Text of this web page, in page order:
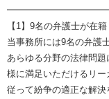
【1】9名の弁護士が在籍
当事務所には9名の弁護
あらゆる分野の法律問
様に満足いただけるリ
従って紛争の適正な解